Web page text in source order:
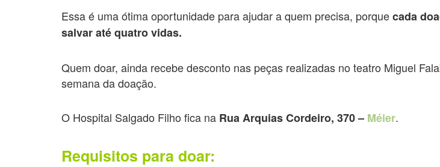
Essa é uma ótima oportunidade para ajudar a quem precisa, porquecada
salvar até quatro vidas.
Quem doar, ainda recebe desconto nas peças realizadas no teatro Miguel
semana da doação.
O Hospital Salgado Filho fica na Rua Arquias Cordeiro, 370 – Méier.
Requisitos para doar: